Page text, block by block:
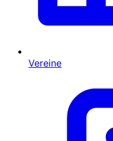
Vereine